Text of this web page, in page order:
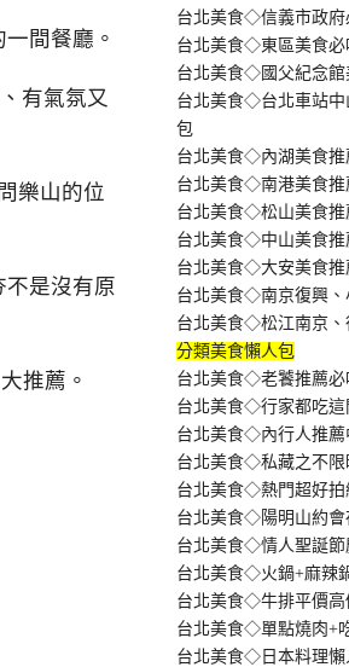
間餐廳。
有氣氛又
樂山的位
是沒有原
推薦。
台北美食◇信義市政府
台北美食◇東區美食必
台北美食◇國父紀念館
台北美食◇台北車站中
包
台北美食◇內湖美食推
台北美食◇南港美食推
台北美食◇松山美食推
台北美食◇中山美食推
台北美食◇大安美食推
台北美食◇南京復興、
台北美食◇松江南京、
分類美食懶人包
台北美食◇老饕推薦必
台北美食◇行家都吃這
台北美食◇內行人推薦
台北美食◇私藏之不限
台北美食◇熱門超好拍
台北美食◇陽明山約會
台北美食◇情人聖誕節
台北美食◇火鍋+麻辣
台北美食◇牛排平價高
台北美食◇單點燒肉+
台北美食◇日本料理懶